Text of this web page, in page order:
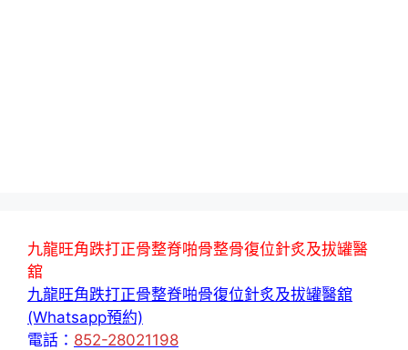
九龍旺角跌打正骨整脊啪骨整骨復位針炙及拔罐醫
舘
九龍旺角跌打正骨整脊啪骨復位針炙及拔罐醫舘
(Whatsapp預約)
電話： 852-28021198